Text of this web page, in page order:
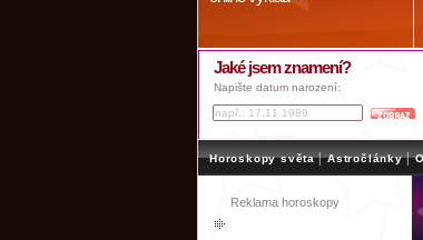
Jaké jsem znamení?
Napište datum narození:
Horoskopy světa | Astročlánky |
Reklama horoskopy